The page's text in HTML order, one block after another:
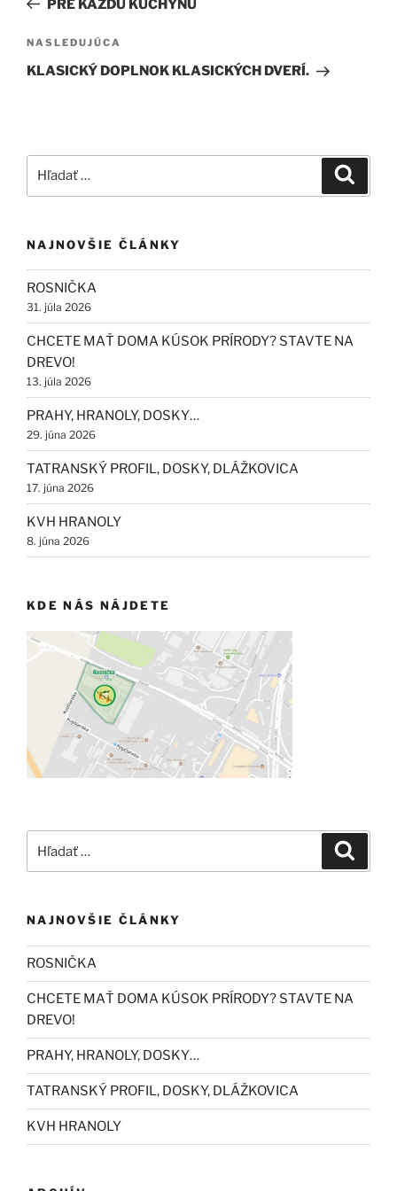
článku
PRE KAŽDÚ KUCHYŇU
Ďalší
článok
NASLEDUJÚCA
KLASICKÝ DOPLNOK KLASICKÝCH DVERÍ.
NAJNOVŠIE ČLÁNKY
ROSNIČKA
31. júla 2026
CHCETE MAŤ DOMA KÚSOK PRÍRODY? STAVTE NA
DREVO!
13. júla 2026
PRAHY, HRANOLY, DOSKY…
29. júna 2026
TATRANSKÝ PROFIL, DOSKY, DLÁŽKOVICA
17. júna 2026
KVH HRANOLY
8. júna 2026
KDE NÁS NÁJDETE
NAJNOVŠIE ČLÁNKY
ROSNIČKA
CHCETE MAŤ DOMA KÚSOK PRÍRODY? STAVTE NA
DREVO!
PRAHY, HRANOLY, DOSKY…
TATRANSKÝ PROFIL, DOSKY, DLÁŽKOVICA
KVH HRANOLY